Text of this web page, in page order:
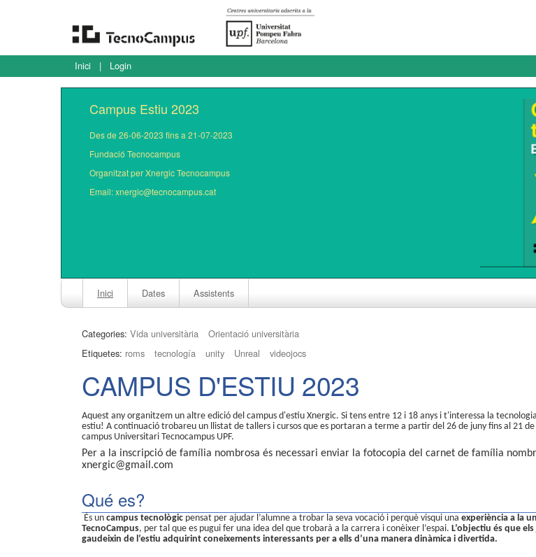
Inici | Login
Campus Estiu 2023
Des de 26-06-2023 fins a 21-07-2023
Fundació Tecnocampus
Organitzat per Xnergic Tecnocampus
Email: xnergic@tecnocampus.cat
Inici Dates Assistents
Categories: Vida universitària
Orientació universitària
Etiquetes: roms tecnología unity Unreal videojocs
CAMPUS D'ESTIU 2023
Aquest any organitzem un altre edició del campus d'estiu Xnergic. Si tens entre 12 i 18 anys i t'interessa la
estiu! A continuació trobareu un llistat de tallers i cursos que es portaran a terme a partir del 26 de juny fins al 21 de
campus Universitari Tecnocampus UPF.
Per a la inscripció de família nombrosa és necessari enviar la fotocopia del carnet de família
xnergic@gmail.com
Qué es?
És un campus tecnològic pensat per ajudar l’alumne a trobar la seva vocació i perquè visqui una experiència a la
TecnoCampus, per tal que es pugui fer una idea del que trobarà a la carrera i conèixer l’espai. L’objectiu és que
gaudeixin de l’estiu adquirint coneixements interessants per a ells d’una manera dinàmica i divertida.